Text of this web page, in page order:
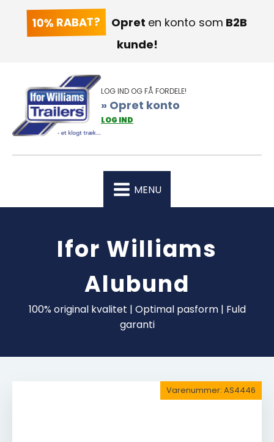
10% RABAT? Opret en konto som B2B
kunde!
LOG IND OG FÅ FORDELE!
» Opret konto
LOG IND
MENU
Ifor Williams
Alubund
100% original kvalitet | Optimal pasform | Fuld
garanti
Varenummer: AS4446